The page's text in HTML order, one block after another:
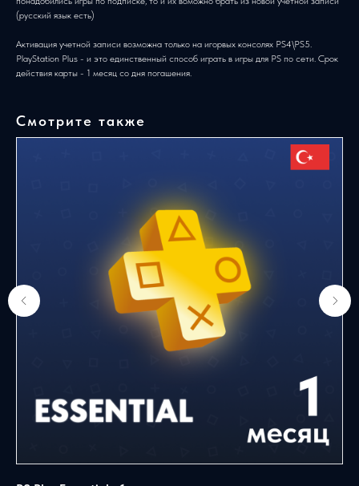
(русский язык есть)
Активация учетной записи возможна только на игорвых консолях PS4\PS5.
PlayStation Plus - и это единственный способ играть в игры для PS по сети. Срок
действия карты - 1 месяц со дня погашения.
Смотрите также